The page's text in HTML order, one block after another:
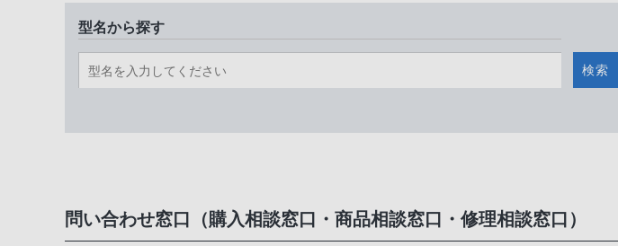
型名から探す
検索
問い合わせ窓口（購入相談窓口・商品相談窓口・修理相談窓口）